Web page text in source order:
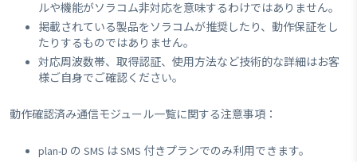
ルや機能がソラコム非対応を意味するわけではありません。
掲載されている製品をソラコムが推奨したり、動作保証をし
たりするものではありません。
対応周波数帯、取得認証、使用方法など技術的な詳細はお客
様ご自身でご確認ください。
動作確認済み通信モジュール一覧に関する注意事項：
plan-D の SMS は SMS 付きプランでのみ利用できます。